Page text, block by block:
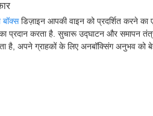
बॉक्सडिज़ाइन आपकी वाइन को प्रदर्शित करने का
प्रदान करता है. सुचारू उद्घाटन और समापन
है, अपने ग्राहकों के लिए अनबॉक्सिंग अनुभव को